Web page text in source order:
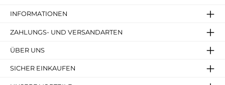
INFORMATIONEN
ZAHLUNGS- UND VERSANDARTEN
ÜBER UNS
SICHER EINKAUFEN